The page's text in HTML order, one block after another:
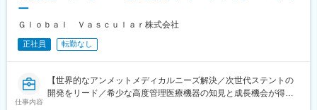
変更の範囲：会社の定める業務
【CT】がん診断、核医学、血管撮影など各領域に特化した幅広い
製品ラインナップを有しています。MRIと同様に圧倒的なトップ
■キャリア形成について：
年齢、性別、国籍などに関係なく、新たなチャレンジができる社
ー
Ｇｌｏｂａｌ Ｖａｓｃｕｌａｒ株式会社
正社員 転勤なし
仕事内容
【世界的なアンメットメディカルニーズ解決／次世代ステントの
開発をリード／希少な高度管理医療機器の知見と成長機会が得ら